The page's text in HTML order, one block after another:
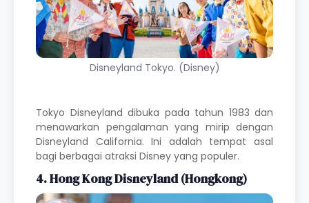
Disneyland Tokyo. (Disney)
Tokyo Disneyland dibuka pada tahun 1983 dan
menawarkan pengalaman yang mirip dengan
Disneyland California. Ini adalah tempat asal
bagi berbagai atraksi Disney yang populer.
4. Hong Kong Disneyland (Hongkong)